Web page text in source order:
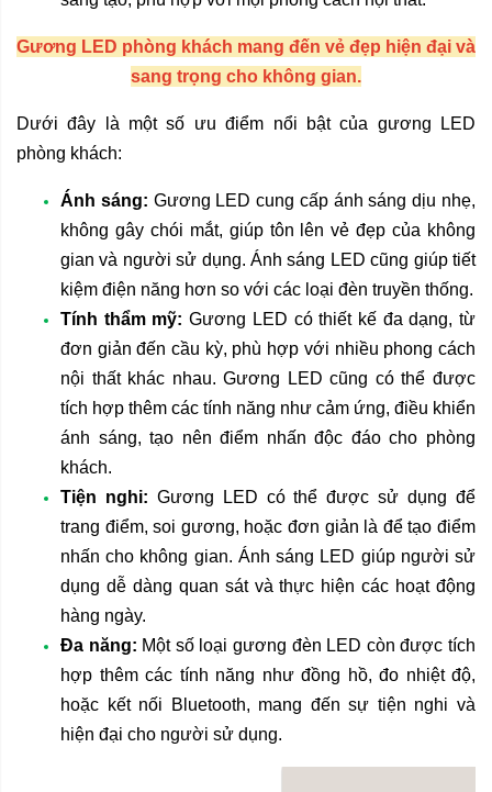
Gương LED phòng khách mang đến vẻ đẹp hiện đại và
sang trọng cho không gian.
Dưới đây là một số ưu điểm nổi bật của gương LED
phòng khách:
Ánh sáng: Gương LED cung cấp ánh sáng dịu nhẹ,
không gây chói mắt, giúp tôn lên vẻ đẹp của không
gian và người sử dụng. Ánh sáng LED cũng giúp tiết
kiệm điện năng hơn so với các loại đèn truyền thống.
Tính thẩm mỹ: Gương LED có thiết kế đa dạng, từ
đơn giản đến cầu kỳ, phù hợp với nhiều phong cách
nội thất khác nhau. Gương LED cũng có thể được
tích hợp thêm các tính năng như cảm ứng, điều khiển
ánh sáng, tạo nên điểm nhấn độc đáo cho phòng
khách.
Tiện nghi: Gương LED có thể được sử dụng để
trang điểm, soi gương, hoặc đơn giản là để tạo điểm
nhấn cho không gian. Ánh sáng LED giúp người sử
dụng dễ dàng quan sát và thực hiện các hoạt động
hàng ngày.
Đa năng: Một số loạigương đèn LED còn được tích
hợp thêm các tính năng như đồng hồ, đo nhiệt độ,
hoặc kết nối Bluetooth, mang đến sự tiện nghi và
hiện đại cho người sử dụng.